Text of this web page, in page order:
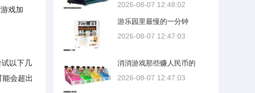
戏加
以下几
会超出
2026-08-07 12:48:02
游乐园里最慢的一分钟
2026-08-07 12:47:03
消消游戏那些赚人民币的
2026-08-07 12:47:03